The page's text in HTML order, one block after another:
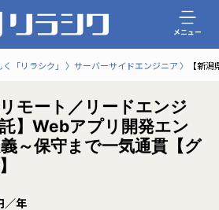
メニュー
「リラシク」 サーバーサイドエンジニア 【新
リモート／リードエンジ
】Webアプリ開発エン
～保守まで一気通貫【グ
／年